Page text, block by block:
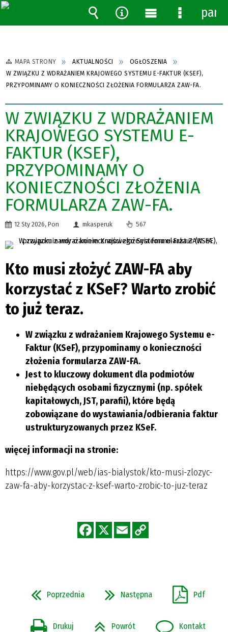
MAPA STRONY AKTUALNOŚCI
OGŁOSZENIA
W ZWIĄZKU Z WDRAŻANIEM KRAJOWEGO SYSTEMU E-FAKTUR (KSEF),
PRZYPOMINAMY O KONIECZNOŚCI ZŁOŻENIA FORMULARZA ZAW-FA.
W ZWIĄZKU Z WDRAŻANIEM
KRAJOWEGO SYSTEMU E-
FAKTUR (KSEF),
PRZYPOMINAMY O
KONIECZNOŚCI ZŁOŻENIA
FORMULARZA ZAW-FA.
12 Sty 2026, Pon mkasperuk 567
Kto musi złożyć ZAW-FA aby
korzystać z KSeF? Warto zrobić
to już teraz.
W związku z wdrażaniem Krajowego Systemu e-
Faktur (KSeF), przypominamy o konieczności
złożenia formularza ZAW-FA.
Jest to kluczowy dokument dla podmiotów
niebędących osobami fizycznymi (np. spółek
kapitałowych, JST, parafii), które będą
zobowiązane do wystawiania/odbierania faktur
ustrukturyzowanych przez KSeF.
więcej informacji na stronie:
https://www.gov.pl/web/ias-bialystok/kto-musi-zlozyc-
zaw-fa-aby-korzystac-z-ksef-warto-zrobic-to-juz-teraz
Poprzednia Następna Pdf
Drukuj Powrót Kontakt
Wyszukiwarka
Narzędzia
MenuMenu